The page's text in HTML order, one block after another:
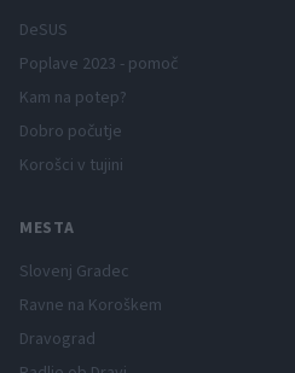
DeSUS
Poplave 2023 - pomoč
Kam na potep?
Dobro počutje
Korošci v tujini
MESTA
Slovenj Gradec
Ravne na Koroškem
Dravograd